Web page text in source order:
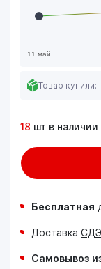
Товар купили:
18 шт в наличии
Бесплатная
Доставка
Самовывоз